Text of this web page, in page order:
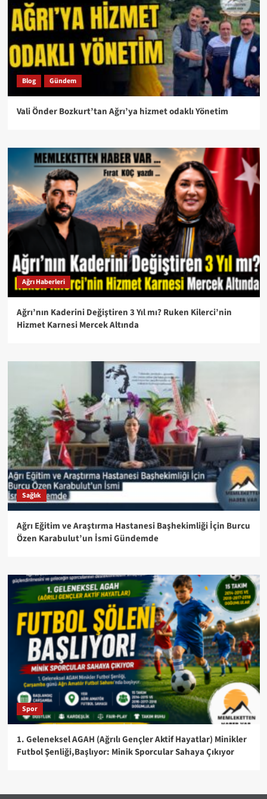
Blog Gündem
Vali Önder Bozkurt’tan Ağrı’ya hizmet odaklı Yönetim
Ağrı Haberleri
Ağrı’nın Kaderini Değiştiren 3 Yıl mı? Ruken Kilerci’nin
Hizmet Karnesi Mercek Altında
Sağlık
Ağrı Eğitim ve Araştırma Hastanesi Başhekimliği İçin Burcu
Özen Karabulut’un İsmi Gündemde
Spor
1. Geleneksel AGAH (Ağrılı Gençler Aktif Hayatlar) Minikler
Futbol Şenliği,Başlıyor: Minik Sporcular Sahaya Çıkıyor